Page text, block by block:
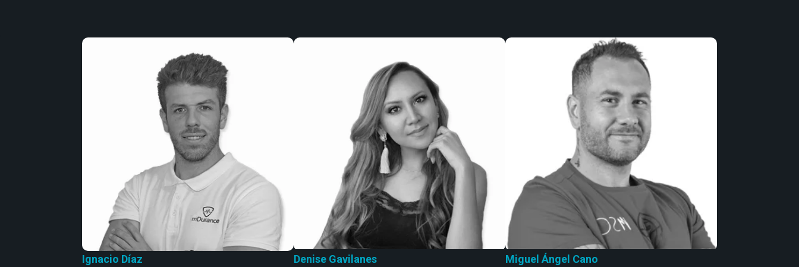
Ignacio Díaz Denise Gavilanes Miguel Ángel Cano